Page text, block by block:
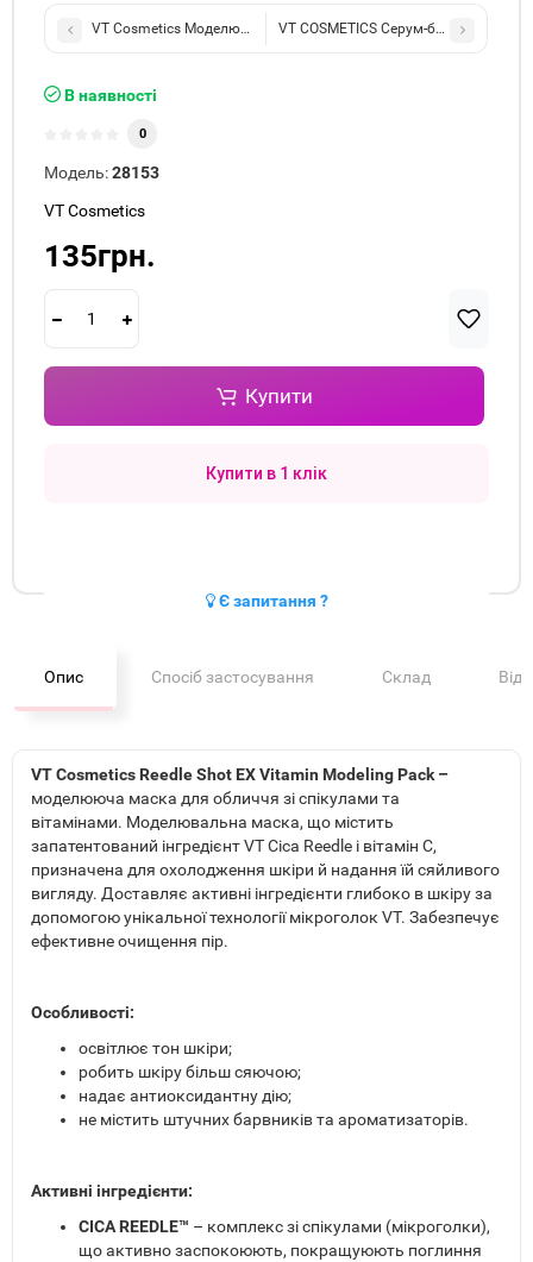
VT COSMETICS Серум-бустер з
В наявності
0
Модель:28153
VT Cosmetics
135грн.
Купити
Купити в 1 клік
Є запитання ?
Опис Спосіб застосування Склад
VT Cosmetics Reedle Shot EX Vitamin Modeling Pack –
моделююча маска для обличчя зі спікулами та
вітамінами. Моделювальна маска, що містить
запатентований інгредієнт VT Cica Reedle і вітамін С,
призначена для охолодження шкіри й надання їй сяйливого
вигляду. Доставляє активні інгредієнти глибоко в шкіру за
допомогою унікальної технології мікроголок VT. Забезпечує
ефективне очищення пір.
Особливості:
освітлює тон шкіри;
робить шкіру більш сяючою;
надає антиоксидантну дію;
не містить штучних барвників та ароматизаторів.
Активні інгредієнти:
CICA REEDLE™ – комплекс зі спікулами (мікроголки),
що активно заспокоюють, покращуюють поглиння